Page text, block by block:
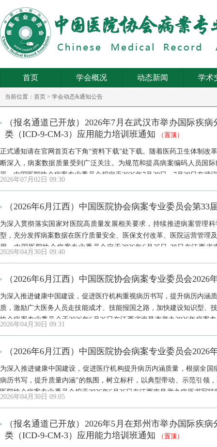
首页 学会概况 动态新闻 学术
当前位置： 首页 > 学会动态&通知公告
（报名通道已开放）2026年7月在武汉市举办国际疾
类（ICD-9-CM-3）应用能力培训班通知
（置顶）
正式通知请在官网首页右下角“资料下载”处下载。随着医药卫生体制改
断深入，病案数据质量受到广泛关注。为规范和提高病案编码人员国
平，中国医院协会病案专业委员会拟定于2026年7月20日—7月29日在武
2026年07月02日 09:30
（2026年6月江西）中国医院协会病案专业委员会第33
为深入贯彻落实国家对医院高质量发展相关要求，持续推进病案管理
型，充分发挥病案数据在医疗质量安全、医保支付改革、医院运营管理
用，中国医院协会病案专业委员会定于2026年6月25日-28日在江西
2026年04月30日 09:40
（2026年6月江西）中国医院协会病案专业委员会
为深入推进健康中国建设，促进医疗机构重视病历书写，提升病历内涵
质，激励广大医务人员走技能成才、技能报国之路，加快建设知识型、
协会病案专业委员会于2026年6月26日在江西省南昌市举办2026年病案
2026年04月30日 09:31
（2026年6月江西）中国医院协会病案专业委员会
为深入推进健康中国建设，促进医疗机构提升病历内涵质量，根据全国
病历书写，提升质量内涵”的氛围，树立标杆，以典型带动、示范引领
医院协会病案专业委员会拟于2026年6月26日在江西南昌举办病历书写
2026年04月30日 09:05
（报名通道已开放）2026年5月在郑州市举办国际疾
类（ICD-9-CM-3）应用能力培训班通知
（置顶）